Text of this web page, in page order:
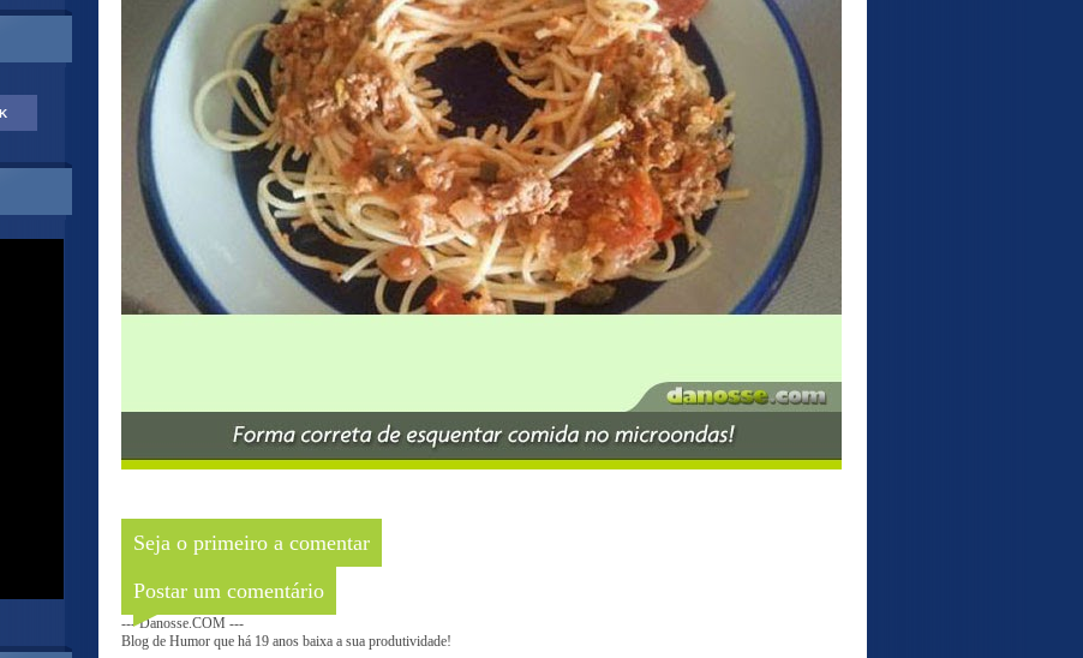
Seja o primeiro a comentar
Postar um comentário
--- Danosse.COM ---
Blog de Humor que há 19 anos baixa a sua produtividade!